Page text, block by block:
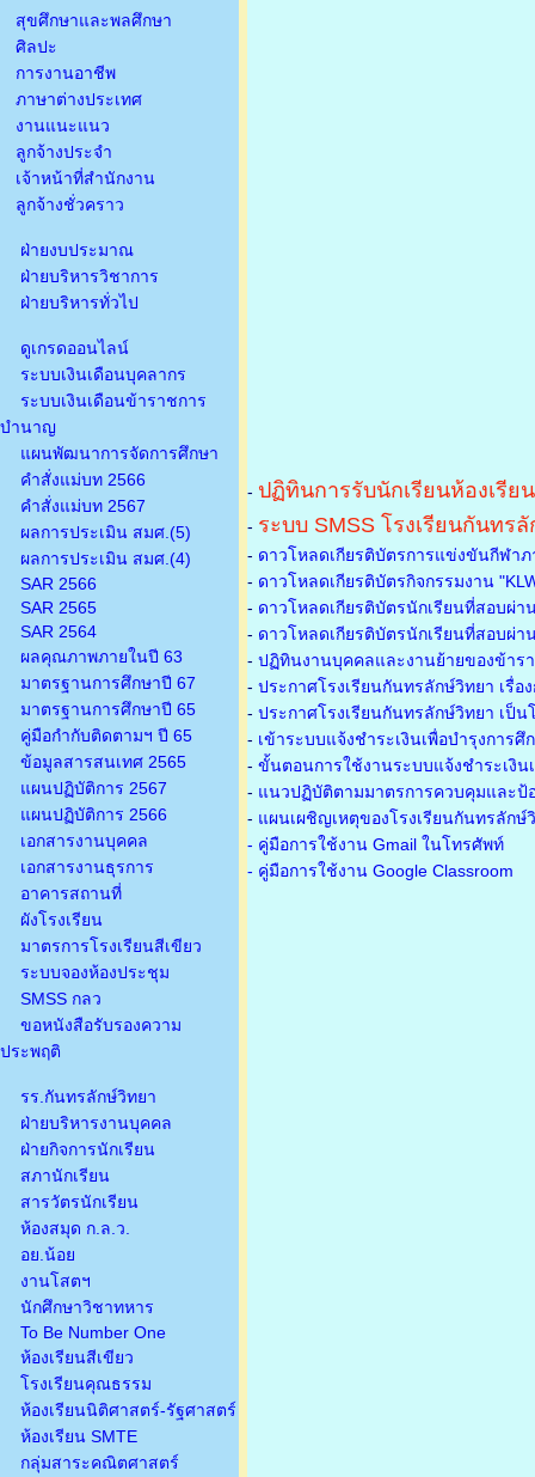
สุขศึกษาและพลศึกษา
ศิลปะ
การงานอาชีพ
ภาษาต่างประเทศ
งานแนะแนว
ลูกจ้างประจำ
เจ้าหน้าที่สำนักงาน
ลูกจ้างชั่วคราว
ฝ่ายงบประมาณ
ฝ่ายบริหารวิชาการ
ฝ่ายบริหารทั่วไป
ดูเกรดออนไลน์
ระบบเงินเดือนบุคลากร
ระบบเงินเดือนข้าราชการ
บำนาญ
แผนพัฒนาการจัดการศึกษา
คำสั่งแม่บท 2566
คำสั่งแม่บท 2567
ผลการประเมิน สมศ.(5)
ผลการประเมิน สมศ.(4)
SAR 2566
SAR 2565
SAR 2564
ผลคุณภาพภายในปี 63
มาตรฐานการศึกษาปี 67
มาตรฐานการศึกษาปี 65
คู่มือกำกับติดตามฯ ปี 65
ข้อมูลสารสนเทศ 2565
แผนปฏิบัติการ 2567
แผนปฏิบัติการ 2566
เอกสารงานบุคคล
เอกสารงานธุรการ
อาคารสถานที่
ผังโรงเรียน
มาตรการโรงเรียนสีเขียว
ระบบจองห้องประชุม
SMSS กลว
ขอหนังสือรับรองความ
ประพฤติ
รร.กันทรลักษ์วิทยา
ฝ่ายบริหารงานบุคคล
ฝ่ายกิจการนักเรียน
สภานักเรียน
สารวัตรนักเรียน
ห้องสมุด ก.ล.ว.
อย.น้อย
งานโสตฯ
นักศึกษาวิชาทหาร
To Be Number One
ห้องเรียนสีเขียว
โรงเรียนคุณธรรม
ห้องเรียนนิติศาสตร์-รัฐศาสตร์
ห้องเรียน SMTE
กลุ่มสาระคณิตศาสตร์
- ปฏิทินการรับนักเรียนห้องเรีย
- ระบบ SMSS โรงเรียนกันทร
- ดาวโหลดเกียรติบัตรการแข่งขันกีฬา
- ดาวโหลดเกียรติบัตรกิจกรรมงาน
- ดาวโหลดเกียรติบัตรนักเรียนที่สอบผ่
- ดาวโหลดเกียรติบัตรนักเรียนที่สอบผ่
- ปฏิทินงานบุคคลและงานย้ายของข้าร
- ประกาศโรงเรียนกันทรลักษ์วิทยา เรื่
- ประกาศโรงเรียนกันทรลักษ์วิทยา เป็
- เข้าระบบแจ้งชำระเงินเพื่อบำรุงการศึ
- ขั้นตอนการใช้งานระบบแจ้งชำระเงิน
- แนวปฏิบัติตามมาตรการควบคุมและป้
- แผนเผชิญเหตุของโรงเรียนกันทรลัก
- คู่มือการใช้งาน Gmail ในโทรศัพท์
- คู่มือการใช้งาน Google Classroom